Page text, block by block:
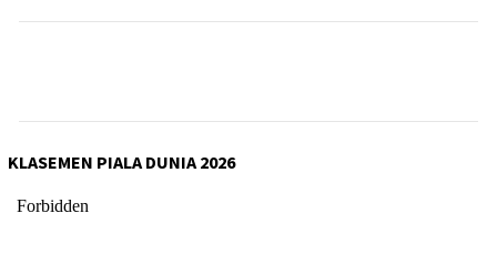
KLASEMEN PIALA DUNIA 2026